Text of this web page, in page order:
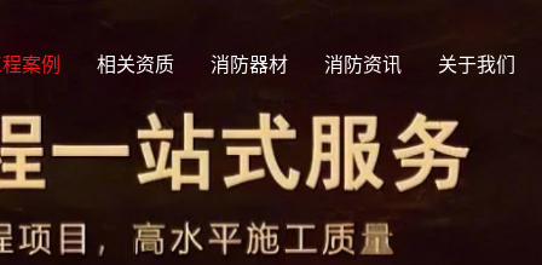
案例 相关资质 消防器材 消防资讯 关于我们